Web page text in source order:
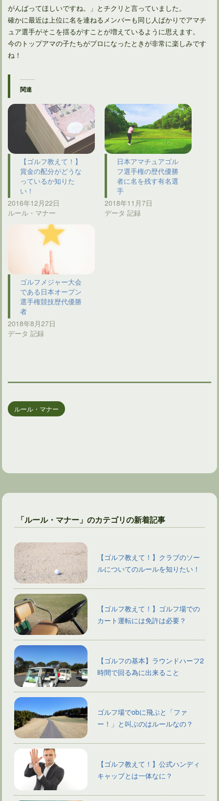
がんばってほしいですね。」とチクリと言っていました。
確かに最近は上位に名を連ねるメンバーも同じ人ばかりでアマチ
ュア選手がそこを揺るがすことが増えているように思えます。
今のトップアマの子たちがプロになったときが非常に楽しみです
ね！
関連
【ゴルフ教えて！】
賞金の配分がどうな
っているか知りた
い！
2016年12月22日
ルール・マナー
日本アマチュアゴル
フ選手権の歴代優勝
者に名を残す有名選
手
2018年11月7日
データ 記録
ゴルフメジャー大会
である日本オープン
選手権競技歴代優勝
者
2018年8月27日
データ 記録
ルール・マナー
「ルール・マナー」のカテゴリの新着記事
【ゴルフ教えて！】クラブのソー
ルについてのルールを知りたい！
【ゴルフ教えて！】ゴルフ場での
カート運転には免許は必要？
【ゴルフの基本】ラウンドハーフ2
時間で回る為に出来ること
ゴルフ場でobに飛ぶと「ファ
ー！」と叫ぶのはルールなの？
【ゴルフ教えて！】公式ハンディ
キャップとは一体なに？